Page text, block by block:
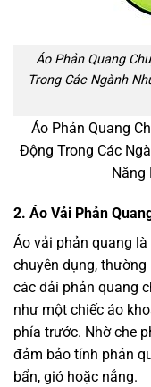
Áo Phản Quang
Trong Các Ngành
Áo Phản Quang
Động Trong Các
Năng
2. Áo Vải Phản
Áo vải phản quang
chuyên dụng,
các dải phản quang
như một chiếc áo
phía trước. Nhờ che
đảm bảo tính phản
bẩn, gió hoặc nắng.